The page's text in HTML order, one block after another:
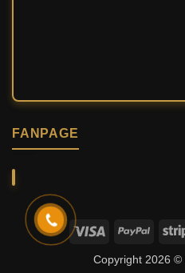
FANPAGE
Visa PayPal
Copyright 2026 ©